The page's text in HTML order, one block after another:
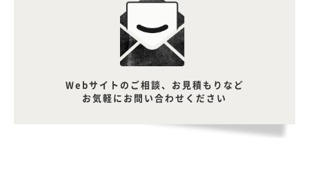
Webサイトのご相談、お見積もりなど
お気軽にお問い合わせください